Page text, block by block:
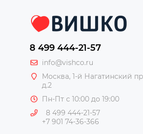
8 499 444-21-57
info@vishco.ru
Москва, 1-й Нагатинский
д.2
Пн-Пт с 10:00 до 19:00
8 499 444-21-57
+7 901 74-36-366